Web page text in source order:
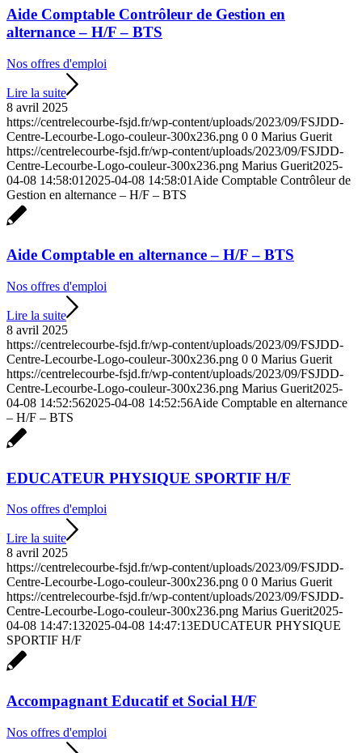
Aide Comptable Contrôleur de Gestion en
alternance – H/F – BTS
Nos offres d'emploi
Lire la suite
8 avril 2025
https://centrelecourbe-fsjd.fr/wp-content/uploads/2023/09/FSJDD-
Centre-Lecourbe-Logo-couleur-300x236.png 0 0 Marius Guerit
https://centrelecourbe-fsjd.fr/wp-content/uploads/2023/09/FSJDD-
Centre-Lecourbe-Logo-couleur-300x236.png Marius Guerit2025-
04-08 14:58:01 2025-04-08 14:58:01 Aide Comptable Contrôleur de
Gestion en alternance – H/F – BTS
Aide Comptable en alternance – H/F – BTS
Nos offres d'emploi
Lire la suite
8 avril 2025
https://centrelecourbe-fsjd.fr/wp-content/uploads/2023/09/FSJDD-
Centre-Lecourbe-Logo-couleur-300x236.png 0 0 Marius Guerit
https://centrelecourbe-fsjd.fr/wp-content/uploads/2023/09/FSJDD-
Centre-Lecourbe-Logo-couleur-300x236.png Marius Guerit2025-
04-08 14:52:562025-04-08 14:52:56Aide Comptable en alternance
– H/F – BTS
EDUCATEUR PHYSIQUE SPORTIF H/F
Nos offres d'emploi
Lire la suite
8 avril 2025
https://centrelecourbe-fsjd.fr/wp-content/uploads/2023/09/FSJDD-
Centre-Lecourbe-Logo-couleur-300x236.png 0 0 Marius Guerit
https://centrelecourbe-fsjd.fr/wp-content/uploads/2023/09/FSJDD-
Centre-Lecourbe-Logo-couleur-300x236.png Marius Guerit2025-
04-08 14:47:132025-04-08 14:47:13EDUCATEUR PHYSIQUE
SPORTIF H/F
Accompagnant Educatif et Social H/F
Nos offres d'emploi